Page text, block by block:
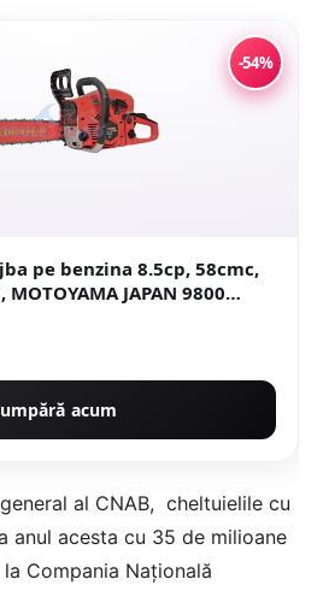
-54%
pe benzina 8.5cp, 58cmc,
JAPAN 9800
acum
al CNAB, cheltuielile cu
anul acesta cu 35 de milioane
Compania Naţională